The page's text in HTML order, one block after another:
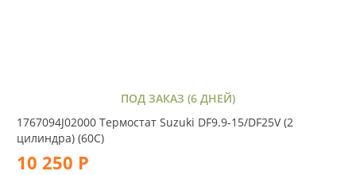
ПОД ЗАКАЗ (6 ДНЕЙ)
1767094J02000 Термостат Suzuki DF9.9-15/DF25V (2
цилиндра) (60C)
10 250 Р